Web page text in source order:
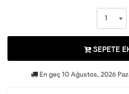
SEPETE
En geç 10 Ağustos, 2026